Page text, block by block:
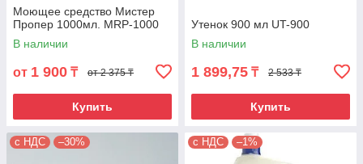
Моющее средство Мистер
Пропер 1000мл. MRP-1000
В наличии
от 1 900 ₸ от 2 375 ₸
Купить
Утенок 900 мл UT-900
В наличии
1 899,75 ₸ 2 533 ₸
Купить
с НДС –30% с НДС –1%